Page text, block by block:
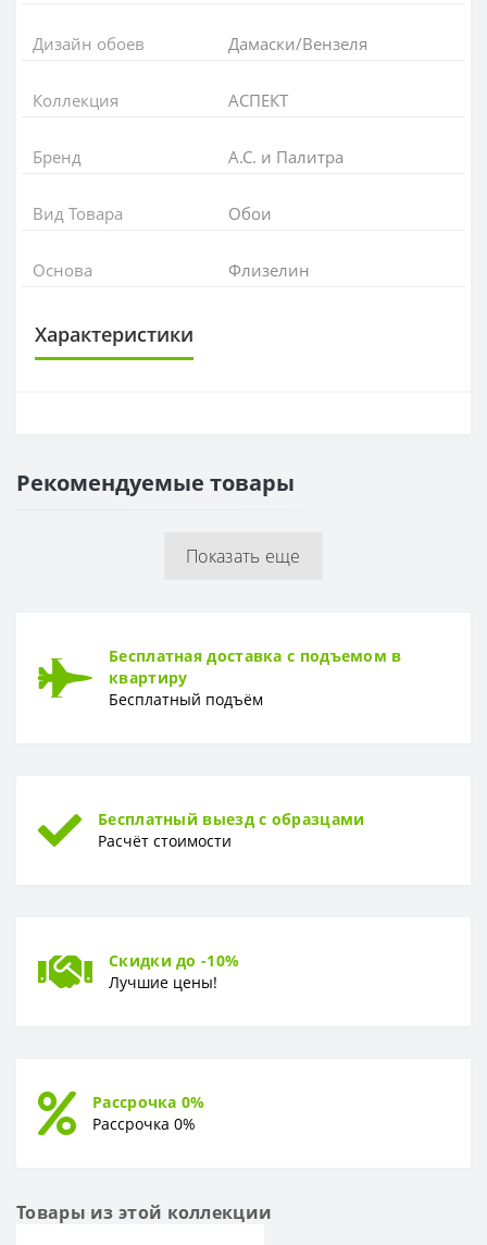
Дизайн обоев Дамаски/Вензеля
Коллекция АСПЕКТ
Бренд А.С. и Палитра
Вид Товара Обои
Основа Флизелин
Характеристики
РАППОРТ
Тип Вспененный винил
Рекомендуемые товары
Показать еще
Бесплатная доставка с подъемом в
квартиру
Бесплатный подъём
Бесплатный выезд с образцами
Расчёт стоимости
Скидки до -10%
Лучшие цены!
Рассрочка 0%
Рассрочка 0%
Товары из этой коллекции